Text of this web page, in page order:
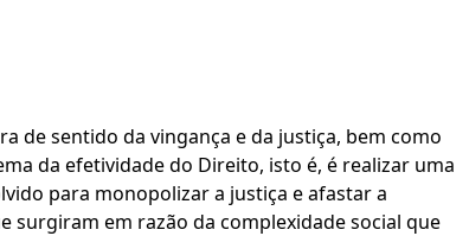
de sentido da vingança e da justiça, bem como
da efetividade do Direito, isto é, é realizar uma
para monopolizar a justiça e afastar a
surgiram em razão da complexidade social que